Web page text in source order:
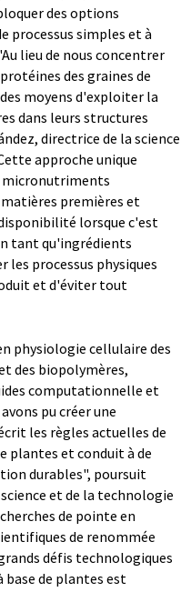
des options
processus simples et à
lieu de nous concentrer
des graines de
moyens d'exploiter la
dans leurs structures
directrice de la science
approche unique
micronutriments
premières et
lorsque c'est
tant qu'ingrédients
processus physiques
et d'éviter tout
physiologie cellulaire des
des biopolymères,
computationnelle et
pu créer une
les règles actuelles de
plantes et conduit à de
durables", poursuit
et de la technologie
de pointe en
de renommée
défis technologiques
base de plantes est